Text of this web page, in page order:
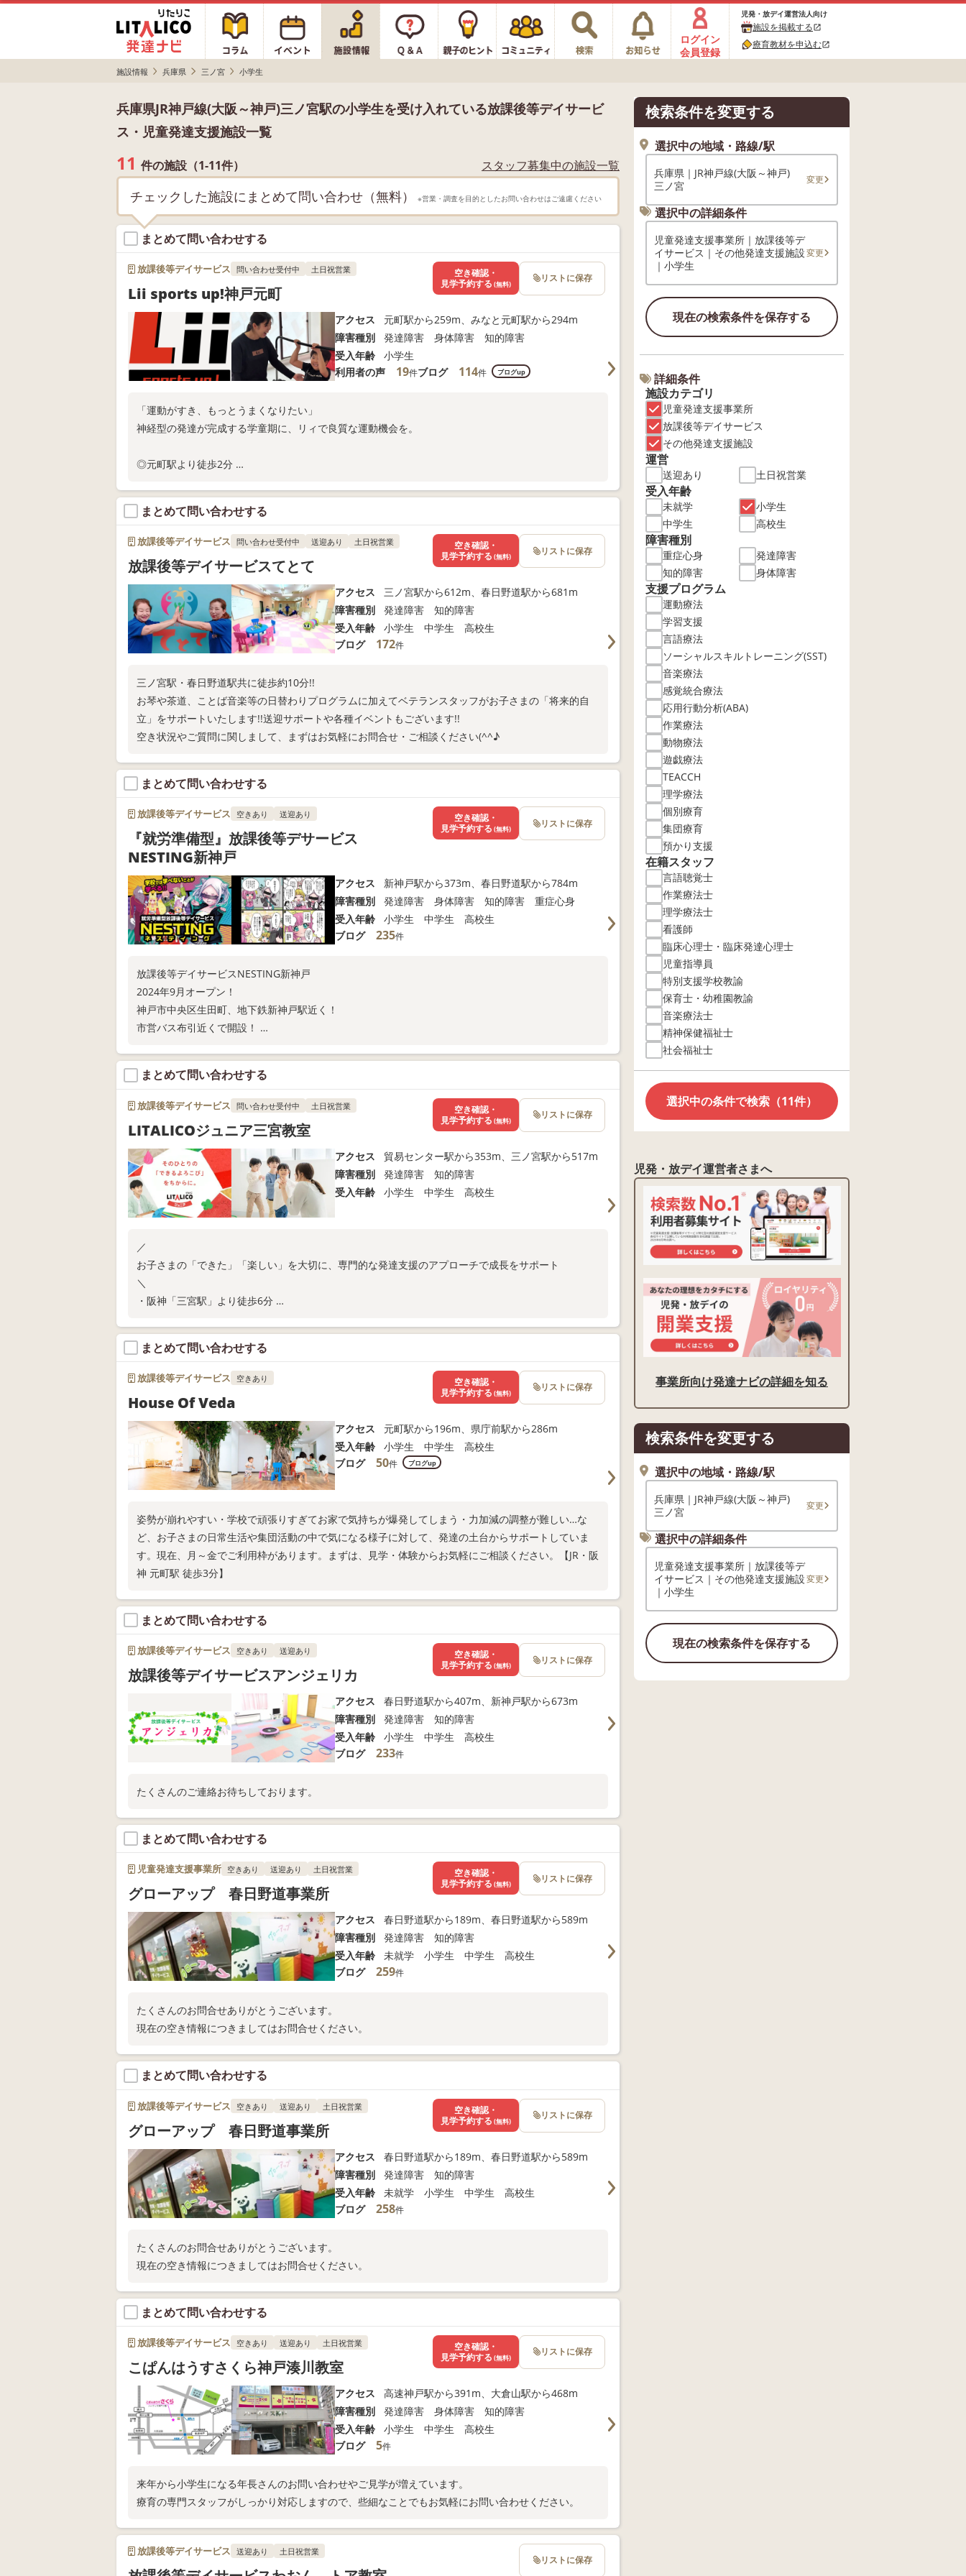
ログイン
会員登録
児発・放デイ運営法人向け
施設を掲載するopen_in_new
療育教材を申込むopen_in_new
施設情報 兵庫県 三ノ宮 小学生
兵庫県JR神戸線(大阪～神戸)三ノ宮駅の小学生を受け入れている放課後等デイサービ
ス・児童発達支援施設一覧
11 件の施設（1-11件） スタッフ募集中の施設一覧
チェックした施設にまとめて問い合わせ（無料） ※営業・調査を目的としたお問い合わせはご遠慮ください
まとめて問い合わせする
放課後等デイサービス 問い合わせ受付中 土日祝営業
Lii sports up!神戸元町
アクセス
元町駅から259m、みなと元町駅から294m
障害種別
発達障害 身体障害 知的障害
受入年齢
小学生
利用者の声
19件ブログ 114件 ブログup
「運動がすき、もっとうまくなりたい」
神経型の発達が完成する学童期に、リィで良質な運動機会を。
◎元町駅より徒歩2分
お電話またはWEB問い合わせにてお問い合わせください。
空き確認・
見学予約する (無料) リストに保存
まとめて問い合わせする
放課後等デイサービス 問い合わせ受付中 送迎あり 土日祝営業
放課後等デイサービスてとて
アクセス
三ノ宮駅から612m、春日野道駅から681m
障害種別
発達障害 知的障害
受入年齢
小学生 中学生 高校生
ブログ
172件
三ノ宮駅・春日野道駅共に徒歩約10分!!
お琴や茶道、ことば音楽等の日替わりプログラムに加えてベテランスタッフがお子さまの「将来的自
立」をサポートいたします!!送迎サポートや各種イベントもございます!!
空き状況やご質問に関しまして、まずはお気軽にお問合せ・ご相談ください(^^♪
空き確認・
見学予約する (無料) リストに保存
まとめて問い合わせする
放課後等デイサービス 空きあり 送迎あり
『就労準備型』放課後等デサービス
NESTING新神戸
アクセス
新神戸駅から373m、春日野道駅から784m
障害種別
発達障害 身体障害 知的障害 重症心身
受入年齢
小学生 中学生 高校生
ブログ
235件
放課後等デイサービスNESTING新神戸
2024年9月オープン！
神戸市中央区生田町、地下鉄新神戸駅近く！
市営バス布引近くで開設！
イラスト講座・動画制作講座・音楽講座・ドローン講座などなど
やってみたいことに挑戦できるスタイルです！
空き確認・
見学予約する (無料) リストに保存
まとめて問い合わせする
放課後等デイサービス 問い合わせ受付中 土日祝営業
LITALICOジュニア三宮教室
アクセス
貿易センター駅から353m、三ノ宮駅から517m
障害種別
発達障害 知的障害
受入年齢
小学生 中学生 高校生
／
お子さまの「できた」「楽しい」を大切に、専門的な発達支援のアプローチで成長をサポート
＼
・阪神「三宮駅」より徒歩6分
教室の空き状況や無料体験については、以下よりお問い合わせください！
空き確認・
見学予約する (無料) リストに保存
まとめて問い合わせする
放課後等デイサービス 空きあり
House Of Veda
アクセス
元町駅から196m、県庁前駅から286m
受入年齢
小学生 中学生 高校生
ブログ
50件 ブログup
姿勢が崩れやすい・学校で頑張りすぎてお家で気持ちが爆発してしまう・力加減の調整が難しい…な
ど、お子さまの日常生活や集団活動の中で気になる様子に対して、発達の土台からサポートしていま
す。現在、月～金でご利用枠があります。まずは、見学・体験からお気軽にご相談ください。【JR・阪
神 元町駅 徒歩3分】
空き確認・
見学予約する (無料) リストに保存
まとめて問い合わせする
放課後等デイサービス 空きあり 送迎あり
放課後等デイサービスアンジェリカ
アクセス
春日野道駅から407m、新神戸駅から673m
障害種別
発達障害 知的障害
受入年齢
小学生 中学生 高校生
ブログ
233件
たくさんのご連絡お待ちしております。
空き確認・
見学予約する (無料) リストに保存
まとめて問い合わせする
児童発達支援事業所 空きあり 送迎あり 土日祝営業
グローアップ 春日野道事業所
アクセス
春日野道駅から189m、春日野道駅から589m
障害種別
発達障害 知的障害
受入年齢
未就学 小学生 中学生 高校生
ブログ
259件
たくさんのお問合せありがとうございます。
現在の空き情報につきましてはお問合せください。
空き確認・
見学予約する (無料) リストに保存
まとめて問い合わせする
放課後等デイサービス 空きあり 送迎あり 土日祝営業
グローアップ 春日野道事業所
アクセス
春日野道駅から189m、春日野道駅から589m
障害種別
発達障害 知的障害
受入年齢
未就学 小学生 中学生 高校生
ブログ
258件
たくさんのお問合せありがとうございます。
現在の空き情報につきましてはお問合せください。
空き確認・
見学予約する (無料) リストに保存
まとめて問い合わせする
放課後等デイサービス 空きあり 送迎あり 土日祝営業
こぱんはうすさくら神戸湊川教室
アクセス
高速神戸駅から391m、大倉山駅から468m
障害種別
発達障害 身体障害 知的障害
受入年齢
小学生 中学生 高校生
ブログ
5件
来年から小学生になる年長さんのお問い合わせやご見学が増えています。
療育の専門スタッフがしっかり対応しますので、些細なことでもお気軽にお問い合わせください。
空き確認・
見学予約する (無料) リストに保存
放課後等デイサービス 送迎あり 土日祝営業
リストに保存
検索条件を変更する
選択中の地域・路線/駅
兵庫県｜JR神戸線(大阪～神戸)
三ノ宮
変更
選択中の詳細条件
児童発達支援事業所｜放課後等デ
イサービス｜その他発達支援施設
｜小学生
変更
現在の検索条件を保存する
詳細条件
施設カテゴリ
児童発達支援事業所
放課後等デイサービス
その他発達支援施設
運営
送迎あり 土日祝営業
受入年齢
未就学
小学生
中学生
高校生
障害種別
重症心身
発達障害
知的障害
身体障害
支援プログラム
運動療法
学習支援
言語療法
ソーシャルスキルトレーニング(SST)
音楽療法
感覚統合療法
応用行動分析(ABA)
作業療法
動物療法
遊戯療法
TEACCH
理学療法
個別療育
集団療育
預かり支援
在籍スタッフ
言語聴覚士
作業療法士
理学療法士
看護師
臨床心理士・臨床発達心理士
児童指導員
特別支援学校教諭
保育士・幼稚園教諭
音楽療法士
精神保健福祉士
社会福祉士
選択中の条件で検索（11件）
児発・放デイ運営者さまへ
事業所向け発達ナビの詳細を知る
検索条件を変更する
選択中の地域・路線/駅
兵庫県｜JR神戸線(大阪～神戸)
三ノ宮
変更
選択中の詳細条件
児童発達支援事業所｜放課後等デ
イサービス｜その他発達支援施設
｜小学生
変更
現在の検索条件を保存する